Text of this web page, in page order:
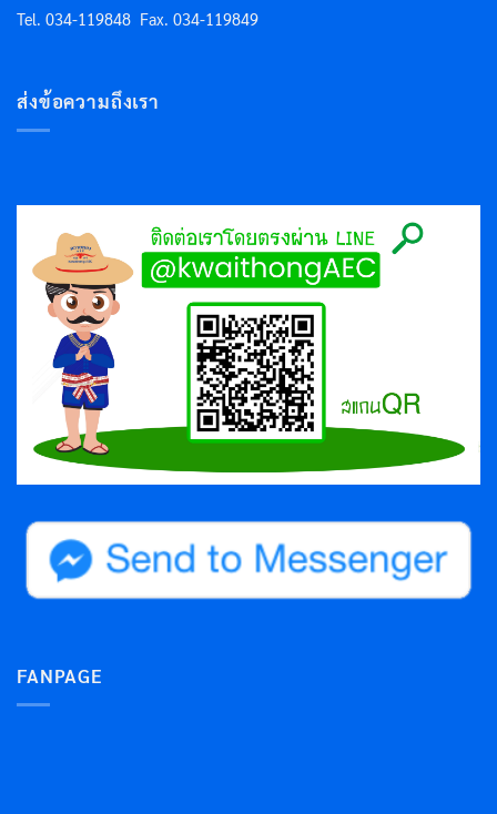
Tel. 034-119848 Fax. 034-119849
ส่งข้อความถึงเรา
FANPAGE